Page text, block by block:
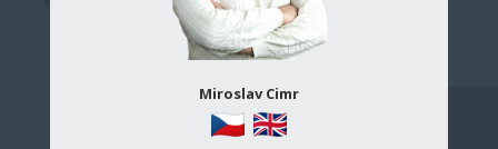
Miroslav Cimr